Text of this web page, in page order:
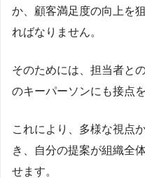
か、顧客満足度の向上を
ればなりません。
そのためには、担当者と
のキーパーソンにも接点
これにより、多様な視点
き、自分の提案が組織全
せます。